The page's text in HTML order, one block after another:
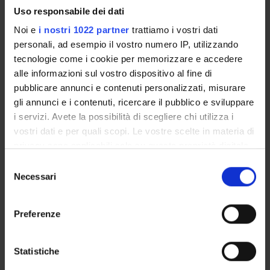
Uso responsabile dei dati
Noi e i nostri 1022 partner trattiamo i vostri dati
personali, ad esempio il vostro numero IP, utilizzando
tecnologie come i cookie per memorizzare e accedere
alle informazioni sul vostro dispositivo al fine di
pubblicare annunci e contenuti personalizzati, misurare
gli annunci e i contenuti, ricercare il pubblico e sviluppare
i servizi. Avete la possibilità di scegliere chi utilizza i
vostri dati e per quali scopi. Le vostre scelte in materia di
modificare o revocare il proprio consenso in qualsiasi
momento dalla Dichiarazione sui cookie o facendo clic
raccogliere informazioni sulla tua posizione
geografica, con un'approssimazione di qualche
delNecessari
Preferenze
Statistiche
CORSO DISATTIVATO
Laurea in Economia e Gestione delle
Amministrazioni pubbliche (Classe 17)
Classe di appartenenza: 17
Sede: Verona
Laurea in Economia e Gestione delle
Sede: Verona